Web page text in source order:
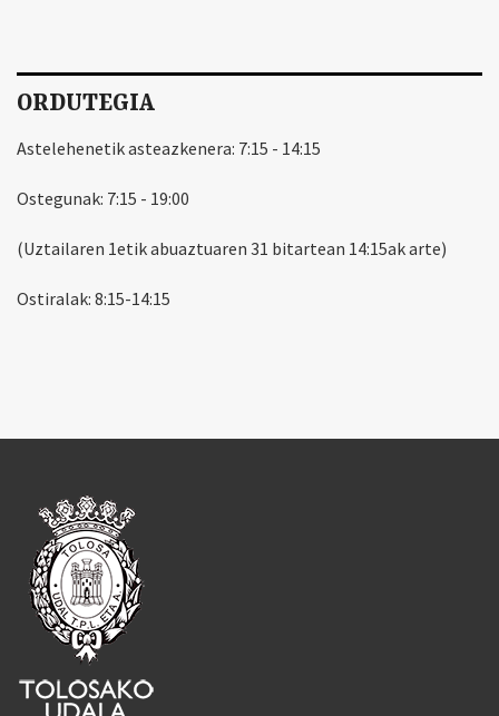
ORDUTEGIA
Astelehenetik asteazkenera: 7:15 - 14:15
Ostegunak: 7:15 - 19:00
(Uztailaren 1etik abuaztuaren 31 bitartean 14:15ak arte)
Ostiralak: 8:15-14:15